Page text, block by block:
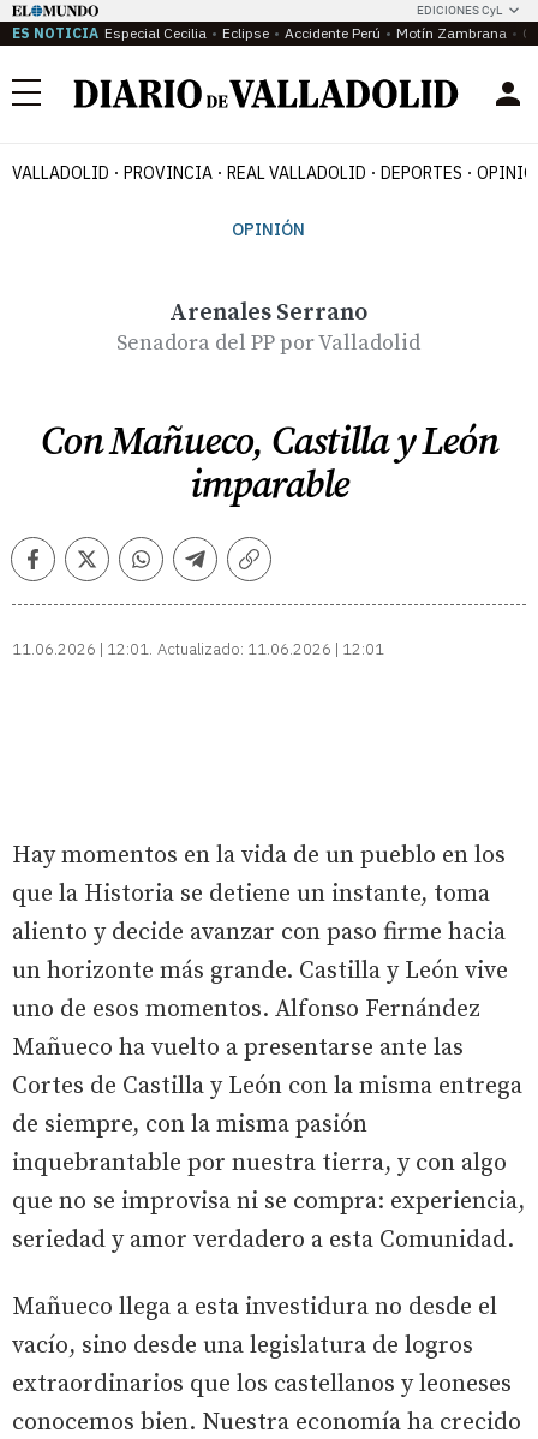
EDICIONES CyL
ES NOTICIA Especial Cecilia Eclipse Accidente Perú Motín Zambrana
Menú
VALLADOLID PROVINCIA REAL VALLADOLID DEPORTES
OPINIÓN
Arenales Serrano
Senadora del PP por Valladolid
Con Mañueco, Castilla y León
imparable
FacebookTwitterWhatsappTelegramCopiar
11.06.2026 | 12:01 Actualizado: 11.06.2026 | 12:01
Hay momentos en la vida de un pueblo en los
que la Historia se detiene un instante, toma
aliento y decide avanzar con paso firme hacia
un horizonte más grande. Castilla y León vive
uno de esos momentos. Alfonso Fernández
Mañueco ha vuelto a presentarse ante las
Cortes de Castilla y León con la misma entrega
de siempre, con la misma pasión
inquebrantable por nuestra tierra, y con algo
que no se improvisa ni se compra: experiencia,
seriedad y amor verdadero a esta Comunidad.
Mañueco llega a esta investidura no desde el
vacío, sino desde una legislatura de logros
extraordinarios que los castellanos y leoneses
conocemos bien. Nuestra economía ha crecido